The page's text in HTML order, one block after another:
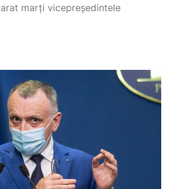
marţi vicepreşedintele